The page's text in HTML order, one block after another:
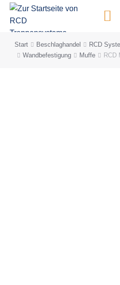
springen
Sie befinden sich hier:
Start Beschlaghandel
RCD
Wandbefestigung
Muffe RCD